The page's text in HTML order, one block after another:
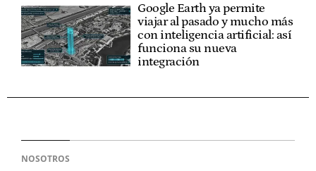
Google Earth ya permite
viajar al pasado y mucho más
con inteligencia artificial: así
funciona su nueva
integración
NOSOTROS